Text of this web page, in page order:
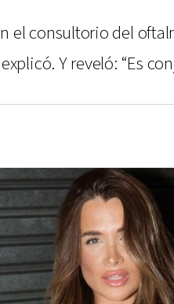
el consultorio del
Y reveló: “Es